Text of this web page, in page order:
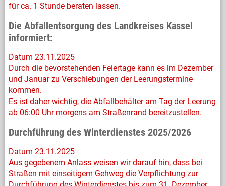
für ca. 1 Stunde beraten lassen.
Die Abfallentsorgung des Landkreises Kassel
informiert:
Datum 23.11.2025
Durch die bevorstehenden Feiertage kann es im Dezember
und Januar zu Verschiebungen der Leerungstermine
kommen.
Es ist daher wichtig, die Abfallbehälter am Tag der Leerung
ab 06:00 Uhr morgens am Straßenrand bereitzustellen.
Durchführung des Winterdienstes 2025/2026
Datum 23.11.2025
Aus gegebenem Anlass weisen wir darauf hin, dass bei
Straßen mit einseitigem Gehweg die Verpflichtung zur